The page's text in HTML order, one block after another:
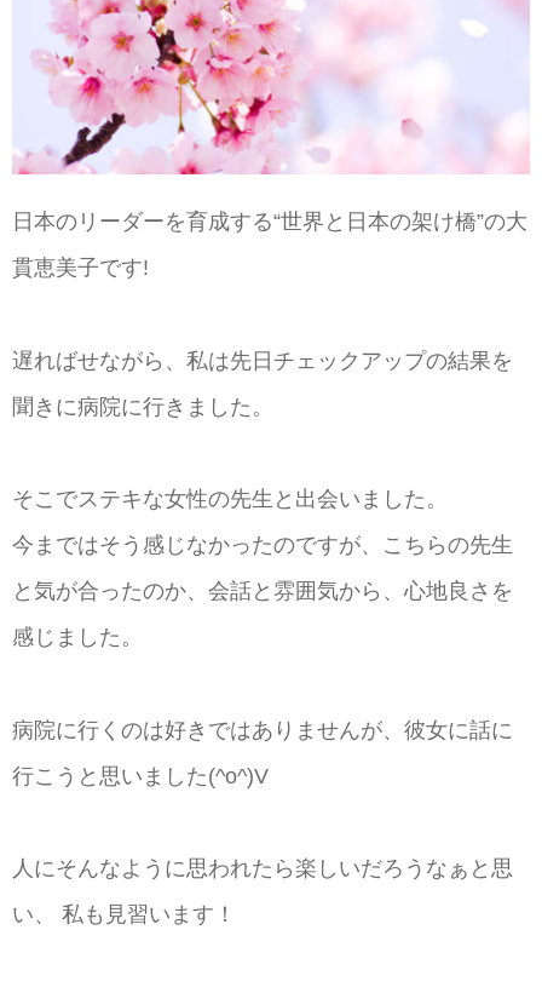
日本のリーダーを育成する“世界と日本の架け橋”の大
貫恵美子です!
遅ればせながら、私は先日チェックアップの結果を
聞きに病院に行きました。
そこでステキな女性の先生と出会いました。
今まではそう感じなかったのですが、こちらの先生
と気が合ったのか、会話と雰囲気から、心地良さを
感じました。
病院に行くのは好きではありませんが、彼女に話に
行こうと思いました(^o^)V
人にそんなように思われたら楽しいだろうなぁと思
い、 私も見習います！